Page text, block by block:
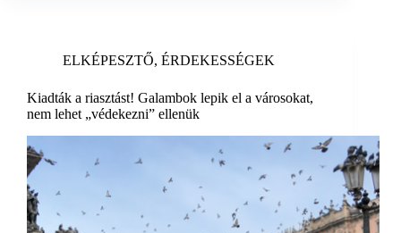
ELKÉPESZTŐ, ÉRDEKESSÉGEK
Kiadták a riasztást! Galambok lepik el a városokat,
nem lehet „védekezni” ellenük